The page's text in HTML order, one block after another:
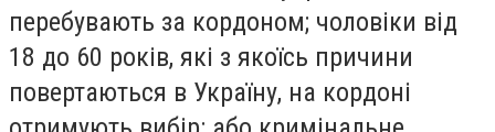
перебувають за кордоном; чоловіки від
18 до 60 років, які з якоїсь причини
повертаються в Україну, на кордоні